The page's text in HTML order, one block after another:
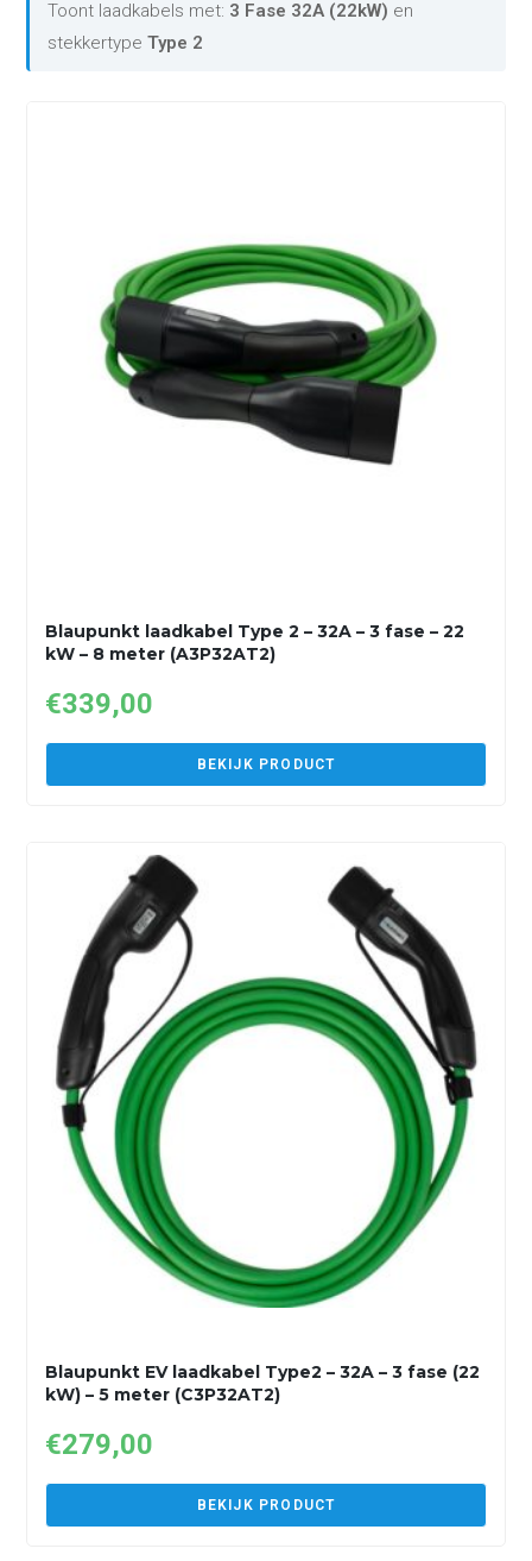
Toont laadkabels met: 3 Fase 32A (22kW) en
stekkertypeType 2
Blaupunkt laadkabel Type 2 – 32A – 3 fase – 22
kW – 8 meter (A3P32AT2)
€339,00
BEKIJK PRODUCT
Blaupunkt EV laadkabel Type2 – 32A – 3 fase (22
kW) – 5 meter (C3P32AT2)
€279,00
BEKIJK PRODUCT